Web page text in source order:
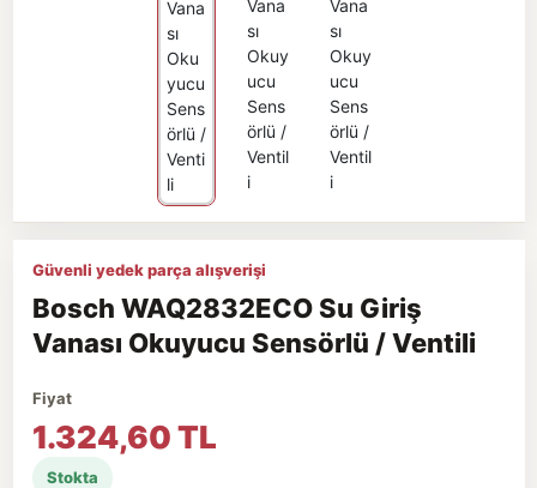
Güvenli yedek parça alışverişi
Bosch WAQ2832ECO Su Giriş
Vanası Okuyucu Sensörlü / Ventili
Fiyat
1.324,60 TL
Stokta